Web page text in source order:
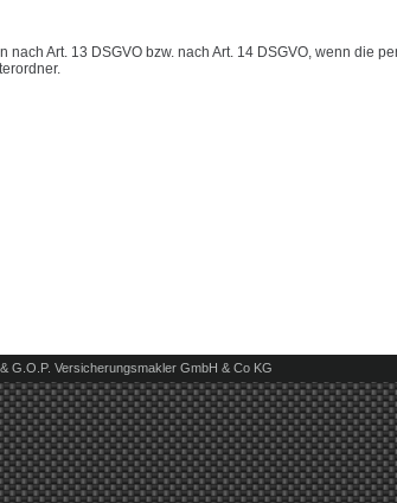
nach Art. 13 DSGVO bzw. nach Art. 14 DSGVO, wenn die
G.O.P. Versicherungsmakler GmbH & Co KG